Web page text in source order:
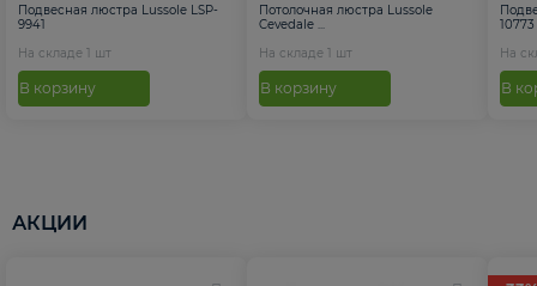
Подвесная люстра Lussole LSP-
9941
На складе 1 шт
В корзину
Потолочная люстра Lussole
Cevedale ...
На складе 1 шт
В корзину
10773
На
В
АКЦИИ